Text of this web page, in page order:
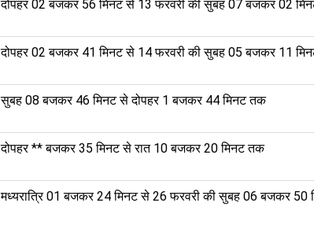
दोपहर 02 बजकर 56 मिनट से 13 फरवरी की सुबह 07 बजकर 02
दोपहर 02 बजकर 41 मिनट से 14 फरवरी की सुबह 05 बजकर 11
सुबह 08 बजकर 46 मिनट से दोपहर 1 बजकर 44 मिनट तक
दोपहर ** बजकर 35 मिनट से रात 10 बजकर 20 मिनट तक
मध्यरात्रि 01 बजकर 24 मिनट से 26 फरवरी की सुबह 06 बजकर 50